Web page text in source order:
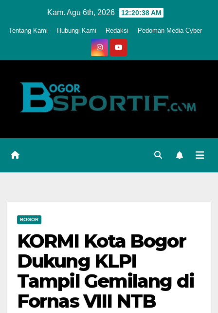
Kam. Agu 6th, 2026 12:20:39 AM
Tentang Kami Hubungi Kami Redaksi Pedoman Media Cyber
BOGOR
KORMI Kota Bogor
Dukung KLPI
Tampil Gemilang di
Fornas VIII NTB